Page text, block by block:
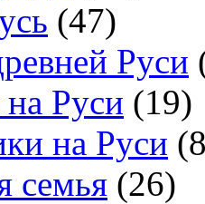
(47)
Руси
Руси (19)
на Руси
семья (26)